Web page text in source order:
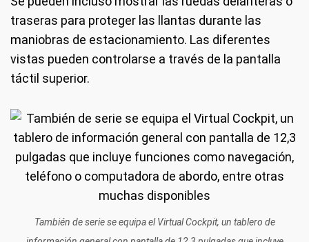
traseras para proteger las llantas durante las
maniobras de estacionamiento. Las diferentes
vistas pueden controlarse a través de la pantalla
táctil superior.
También de serie se equipa el Virtual Cockpit, un tablero de